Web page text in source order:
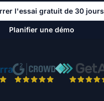
l'essai gratuit de 30 jours
Planifier une démo